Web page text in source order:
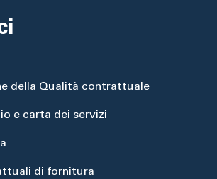
della Qualità contrattuale
e carta dei servizi
di fornitura